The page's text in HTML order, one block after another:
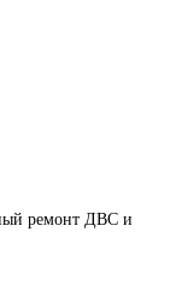
ремонт ДВС и